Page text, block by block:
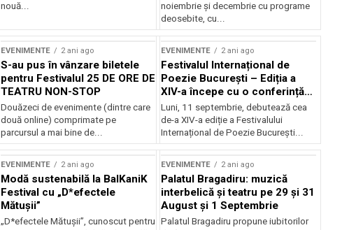
nouă...
noiembrie şi decembrie cu programe
deosebite, cu...
EVENIMENTE 2 ani ago
S-au pus în vânzare biletele
pentru Festivalul 25 DE ORE DE
TEATRU NON-STOP
Douăzeci de evenimente (dintre care
două online) comprimate pe
parcursul a mai bine de...
EVENIMENTE 2 ani ago
Festivalul Internațional de
Poezie București – Ediția a
XIV-a începe cu o conferință
despre limba română
susținută de Marco Lucchesi
Luni, 11 septembrie, debutează cea
de-a XIV-a ediție a Festivalului
Internațional de Poezie București...
EVENIMENTE 2 ani ago
Modă sustenabilă la BalKaniK
Festival cu „D*efectele
Mătușii”
„D*efectele Mătușii”, cunoscut pentru
EVENIMENTE 2 ani ago
Palatul Bragadiru: muzică
interbelică şi teatru pe 29 şi 31
August şi 1 Septembrie
Palatul Bragadiru propune iubitorilor